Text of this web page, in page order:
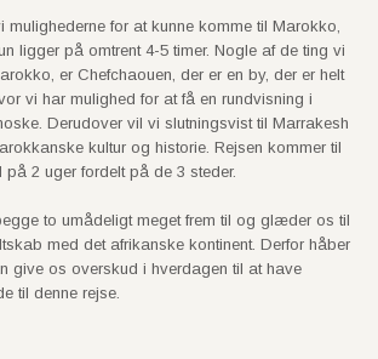
mulighederne for at kunne komme til Marokko,
ligger på omtrent 4-5 timer. Nogle af de ting vi
er Chefchaouen, der er en by, der er helt
vi har mulighed for at få en rundvisning i
Derudover vil vi slutningsvist til Marrakesh
kultur og historie. Rejsen kommer til
på 2 uger fordelt på de 3 steder.
to umådeligt meget frem til og glæder os til
med det afrikanske kontinent. Derfor håber
give os overskud i hverdagen til at have
til denne rejse.